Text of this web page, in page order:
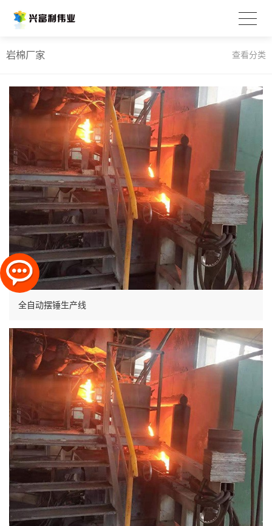
岩棉厂家 查看分类
全自动摆锤生产线